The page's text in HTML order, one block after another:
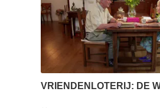
VRIENDENLOTERIJ: DE